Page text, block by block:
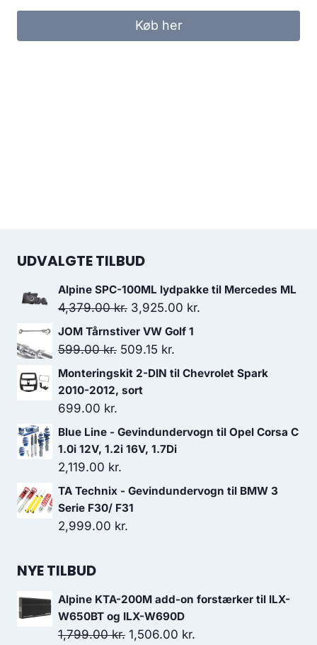
Køb her
UDVALGTE TILBUD
Alpine SPC-100ML lydpakke til Mercedes ML
4,379.00kr. Den
oprindelige
pris
4,379.00 kr..
3,925.00 kr.
3,925.00 kr..
JOM Tårnstiver VW Golf 1
599.00kr. Den
oprindelige
pris
599.00 kr..
509.15 kr.
aktuelle
509.15 kr..
Monteringskit 2-DIN til Chevrolet Spark
2010-2012, sort
699.00 kr.
Blue Line - Gevindundervogn til Opel Corsa C
1.0i 12V, 1.2i 16V, 1.7Di
2,119.00 kr.
TA Technix - Gevindundervogn til BMW 3
Serie F30/ F31
2,999.00 kr.
NYE TILBUD
Alpine KTA-200M add-on forstærker til ILX-
W650BT og ILX-W690D
1,799.00kr. Den
1,506.00 kr.